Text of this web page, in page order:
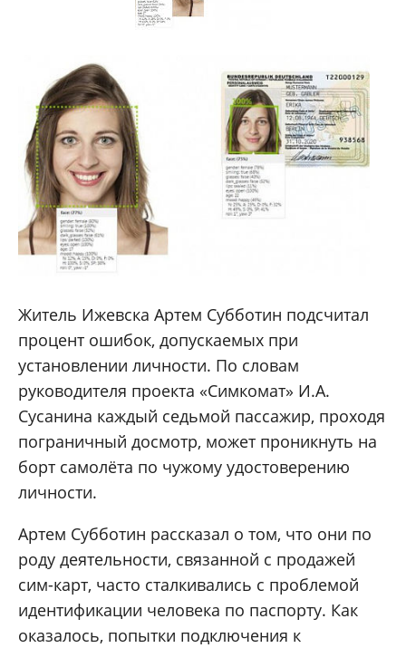
Житель Ижевска Артем Субботин подсчитал
процент ошибок, допускаемых при
установлении личности. По словам
руководителя проекта «Симкомат» И.А.
Сусанина каждый седьмой пассажир, проходя
пограничный досмотр, может проникнуть на
борт самолёта по чужому удостоверению
личности.
Артем Субботин рассказал о том, что они по
роду деятельности, связанной с продажей
сим-карт, часто сталкивались с проблемой
идентификации человека по паспорту. Как
оказалось, попытки подключения к